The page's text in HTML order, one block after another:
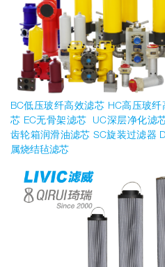
BC低压玻纤高效滤芯 HC高压玻
芯 EC无骨架滤芯 UC深层净化滤
齿轮箱润滑油滤芯 SC旋装过滤器
属烧结毡滤芯